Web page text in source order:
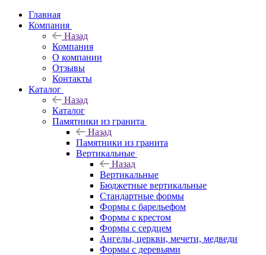
Главная
Компания
Назад
Компания
О компании
Отзывы
Контакты
Каталог
Назад
Каталог
Памятники из гранита
Назад
Памятники из гранита
Вертикальные
Назад
Вертикальные
Бюджетные вертикальные
Стандартные формы
Формы с барельефом
Формы с крестом
Формы с сердцем
Ангелы, церкви, мечети, медведи
Формы с деревьями